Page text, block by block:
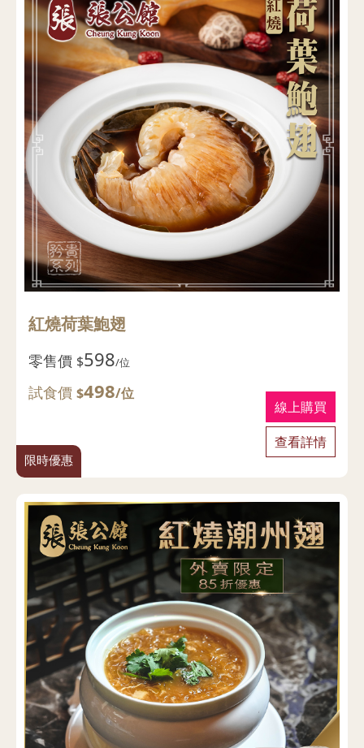
限時優惠
紅燒荷葉鮑翅
零售價 $598/位
試食價 $498/位
線上購買
查看詳情